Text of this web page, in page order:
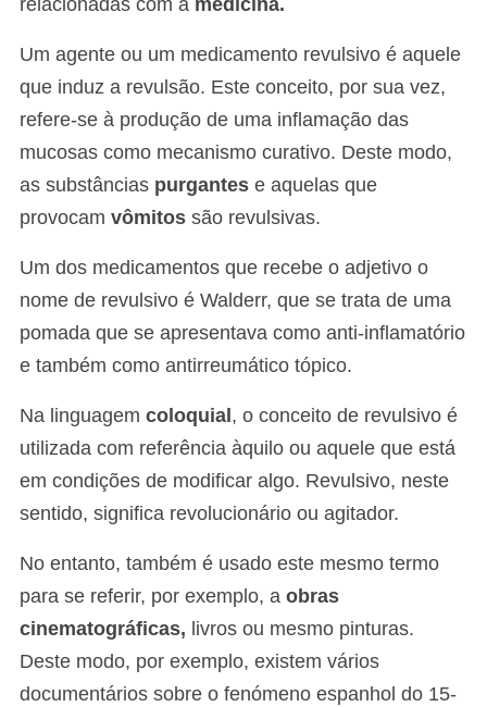
relacionadas com a medicina.
Um agente ou um medicamento revulsivo é aquele
que induz a revulsão. Este conceito, por sua vez,
refere-se à produção de uma inflamação das
mucosas como mecanismo curativo. Deste modo,
as substâncias purgantes e aquelas que
provocam vômitos são revulsivas.
Um dos medicamentos que recebe o adjetivo o
nome de revulsivo é Walderr, que se trata de uma
pomada que se apresentava como anti-inflamatório
e também como antirreumático tópico.
Na linguagem coloquial , o conceito de revulsivo é
utilizada com referência àquilo ou aquele que está
em condições de modificar algo. Revulsivo, neste
sentido, significa revolucionário ou agitador.
No entanto, também é usado este mesmo termo
para se referir, por exemplo, a obras
cinematográficas, livros ou mesmo pinturas.
Deste modo, por exemplo, existem vários
documentários sobre o fenómeno espanhol do 15-